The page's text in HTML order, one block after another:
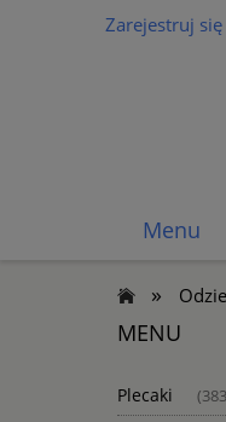
Zarejestruj się
Menu
»
MENU
Plecaki